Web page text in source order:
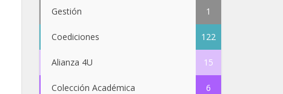
Gestión 1
Coediciones 122
Alianza 4U 15
Colección Académica 6